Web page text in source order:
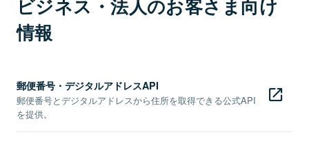
ビジネス・法人のお客さま向け
情報
郵便番号・デジタルアドレスAPI
郵便番号とデジタルアドレスから住所を取得できる公式API
を提供。